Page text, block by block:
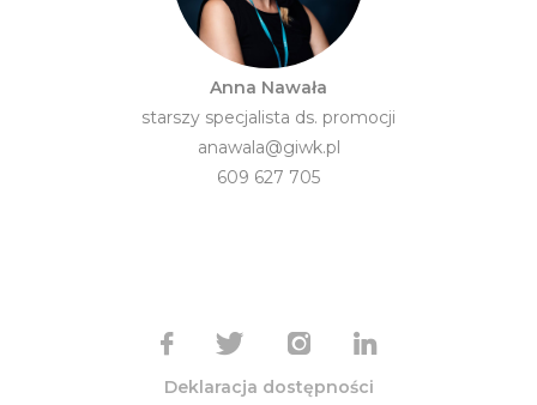
Anna Nawała
starszy specjalista ds. promocji
anawala@giwk.pl
609 627 705
Deklaracja dostępności